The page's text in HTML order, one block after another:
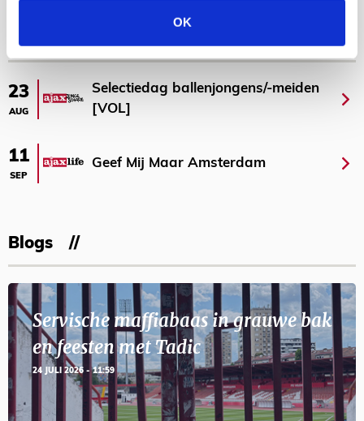
OK
AGENDA
23
AUG
Selectiedag ballenjongens/-meiden
[VOL]
11
SEP
Geef Mij Maar Amsterdam
Blogs
Servische maffiabaas in grauwe bak
en feesten met Tadic
24 JULI 2026 - 11:59